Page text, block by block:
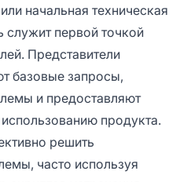
начальная техническая
служит первой точкой
Представители
базовые запросы,
и предоставляют
продукта.
решить
часто используя